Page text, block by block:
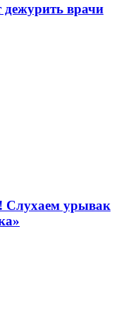
дежурить врачи
Слухаем урывак